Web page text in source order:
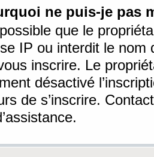
ne puis-je pas
que le
IP ou interdit le nom
inscrire. Le
désactivé
de s’inscrire.